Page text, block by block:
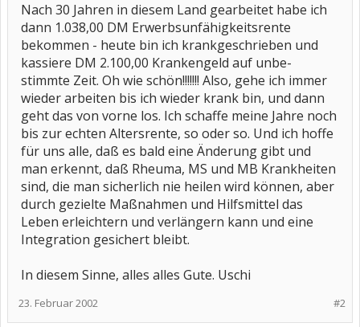
Nach 30 Jahren in diesem Land gearbeitet habe ich
dann 1.038,00 DM Erwerbsunfähigkeitsrente
bekommen - heute bin ich krankgeschrieben und
kassiere DM 2.100,00 Krankengeld auf unbe-
stimmte Zeit. Oh wie schön!!!!!!! Also, gehe ich immer
wieder arbeiten bis ich wieder krank bin, und dann
geht das von vorne los. Ich schaffe meine Jahre noch
bis zur echten Altersrente, so oder so. Und ich hoffe
für uns alle, daß es bald eine Änderung gibt und
man erkennt, daß Rheuma, MS und MB Krankheiten
sind, die man sicherlich nie heilen wird können, aber
durch gezielte Maßnahmen und Hilfsmittel das
Leben erleichtern und verlängern kann und eine
Integration gesichert bleibt.
In diesem Sinne, alles alles Gute. Uschi
#2
23. Februar 2002